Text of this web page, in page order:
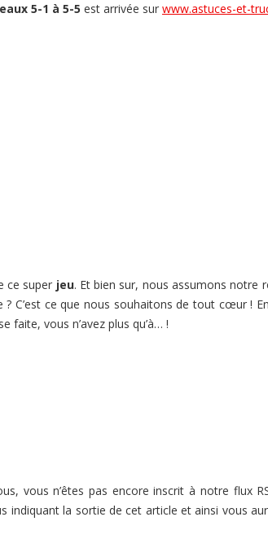
5-1 à 5-5 est arrivée sur www.astuces-et-
ce super jeu. Et bien sur, nous assumons notre
? C’est ce que nous souhaitons de tout cœur !
faite, vous n’avez plus qu’à… !
vous n’êtes pas encore inscrit à notre flux
la sortie de cet article et ainsi vous